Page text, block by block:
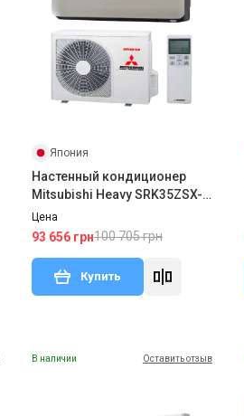
Япония
Настенный кондиционер
Mitsubishi Heavy SRK35ZSX-
WT/SRC35ZSX-W
Цена
93 656 грн100 705 грн
Купить
В наличии Оставить отзыв